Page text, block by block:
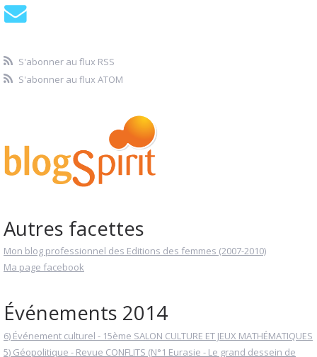
S'abonner au flux RSS
S'abonner au flux ATOM
Autres facettes
Mon blog professionnel des Editions des femmes (2007-2010)
Ma page facebook
Événements 2014
6) Événement culturel - 15ème SALON CULTURE ET JEUX MATHÉMATIQUES
5) Géopolitique - Revue CONFLITS (N°1 Eurasie - Le grand dessein de